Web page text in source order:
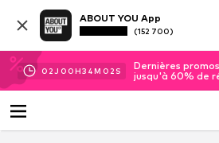
ABOUT YOU App
(152 700)
02J 00H34M 01 S
Dernières
jusqu'à 60% de